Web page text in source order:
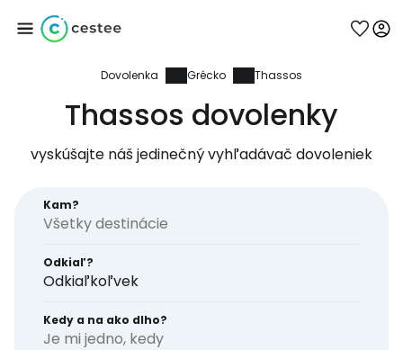
Dovolenka Grécko Thassos
Thassos dovolenky
vyskúšajte náš jedinečný vyhľadávač dovoleniek
Kam?
Odkiaľ?
Odkiaľkoľvek
Kedy a na ako dlho?
Je mi jedno, kedy
Prihláste sa do
služby Cestee
Pokračovať na Facebooku